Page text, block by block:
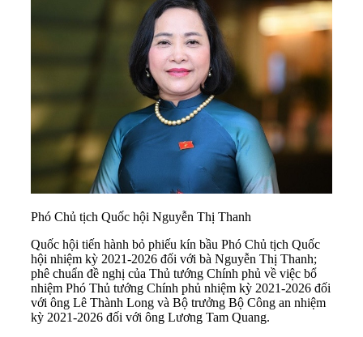
Phó Chủ tịch Quốc hội Nguyễn Thị Thanh
Quốc hội tiến hành bỏ phiếu kín bầu Phó Chủ tịch Quốc
hội nhiệm kỳ 2021-2026 đối với bà Nguyễn Thị Thanh;
phê chuẩn đề nghị của Thủ tướng Chính phủ về việc bổ
nhiệm Phó Thủ tướng Chính phủ nhiệm kỳ 2021-2026 đối
với ông Lê Thành Long và Bộ trưởng Bộ Công an nhiệm
kỳ 2021-2026 đối với ông Lương Tam Quang.